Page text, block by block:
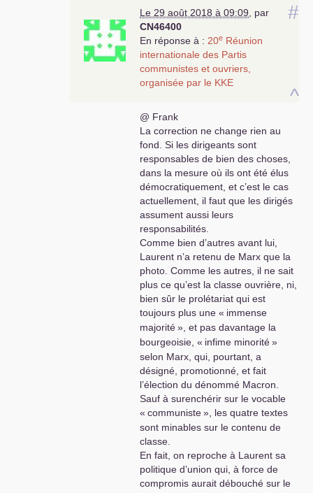
Tous ces dirigeants sont insensibles au
rayonnement du seulPCF,capricieux,et ne
veulent pas rendre des comptes.
Où est le respect des militants
?
Les cadres salariès duPCF, se comportent
comme des Jésuites qui se voilent la face,en
Or,ils continueront sans cesses, du moment que
leurs salaires tombent,même si lePCFest à 1%
des inscrits comme aux élections législatives de
Alors,ils continuent à dissolver le peuple
communiste en organisant des Universités à
Angers,où tout et n’importe quoi est dit.Du
moment qu’il y a encore assez d’argent pour
payer les salaires.
Ainsi,pas d’illusions,’le poisson est déjà
noyé’,puisque que les différents textes ne sont
pas communiqués aux militant isolés.Le
légitimisme spontané des militants,jouera à fon
et la direction mutée,avec ses alliés
liquidateurs,seront reconduits !
Pourtant les textes du congrès ont été tirés,et
payés aux imprimeurs.
Ils attendent dans la poussière,du siège car ils
n’y a aucune volonté de les communiquer après
le résultat calamiteux des dernières élections.
Bravo,pour la manœuvre,bureaucratique,mais la
démocratie militante,qu’en est il?
Pour une préparation d’un congrès duPCF,c’est
du jamais vu:INADMISSIBLE
INCROYABLE!
Alors,Oui,c’est compréhensible de se
!Que ces salariés duPCF,se
#
^
Le 29 août 2018 à 09:09
par
CN46400
En réponse à : 20e Réunion
internationale des Partis
communistes et ouvriers,
organisée par le KKE
@ Frank
La correction ne change rien au
fond. Si les dirigeants sont
responsables de bien des choses,
dans la mesure où ils ont été élus
démocratiquement, et c’est le cas
actuellement, il faut que les dirigés
assument aussi leurs
responsabilités.
Comme bien d’autres avant lui,
Laurent n’a retenu de Marx que la
photo. Comme les autres, il ne sait
plus ce qu’est la classe ouvrière, ni,
bien sûr le prolétariat qui est
toujours plus une « immense
majorité», et pas davantage la
bourgeoisie, « infime minorité»
selon Marx, qui, pourtant, a
désigné, promotionné, et fait
l’élection du dénommé Macron.
Sauf à surenchérir sur le vocable
« communiste», les quatre textes
sont minables sur le contenu de
classe.
En fait, on reproche à Laurent sa
politique d’union qui, à force de
compromis aurait débouché sur le